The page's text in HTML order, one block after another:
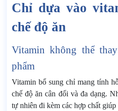
Chỉ dựa vào
chế độ ăn
Vitamin không thể
phẩm
Vitamin bổ sung chỉ mang tính
chế độ ăn cân đối và đa dạng.
tự nhiên đi kèm các hợp chất giúp